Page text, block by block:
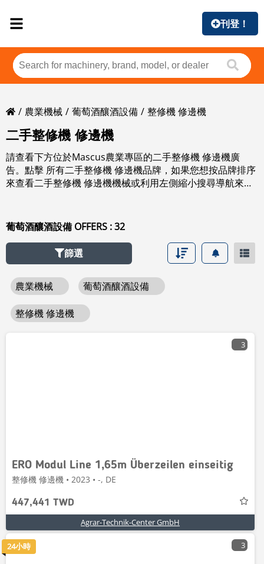
刊登！
農業機械 葡萄酒釀酒設備
整修機 修邊機
二手整修機 修邊機
請查看下方位於Mascus農業專區的二手整修機 修邊機廣
告。點擊 所有二手整修機 修邊機品牌，如果您想按品牌排序
來查看二手整修機 修邊機機械或利用左側縮小搜尋導航來縮
葡萄酒釀酒設備 OFFERS : 32
篩選
農業機械 葡萄酒釀酒設備
整修機 修邊機
3
ERO Modul Line 1,65m Überzeilen einseitig
整修機 修邊機 • 2023 • -, DE
447,441 TWD
Agrar-Technik-Center GmbH
3
24小時